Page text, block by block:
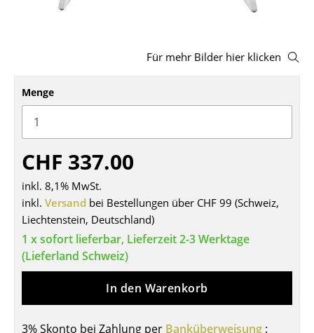
Sitzsäcke
Schaukelstühle
Bürodrehstühle
Einzelteile
... alle Sitzmöbel
Tische
Beistelltische
Für mehr Bilder hier klicken
Menge
CHF 337.00
inkl. 8,1% MwSt.
inkl. Versand bei Bestellungen über CHF 99 (Schweiz,
Liechtenstein, Deutschland)
1 x sofort lieferbar, Lieferzeit 2-3 Werktage
(Lieferland Schweiz)
In den Warenkorb
3% Skonto bei Zahlung per Banküberweisung :